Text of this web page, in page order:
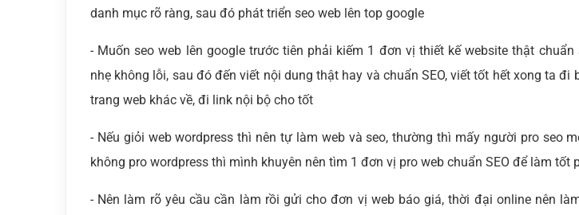
danh mục rõ ràng, sau đó phát triển seo web lên top google
- Muốn seo web lên google trước tiên phải kiếm 1 đơn vị thiết kế website thật chuẩn
nhẹ không lỗi, sau đó đến viết nội dung thật hay và chuẩn SEO, viết tốt hết xong ta đi
trang web khác về, đi link nội bộ cho tốt
- Nếu giỏi web wordpress thì nên tự làm web và seo, thường thì mấy người pro seo
không pro wordpress thì mình khuyên nên tìm 1 đơn vị pro web chuẩn SEO để làm tốt
- Nên làm rõ yêu cầu cần làm rồi gửi cho đơn vị web báo giá, thời đại online nên